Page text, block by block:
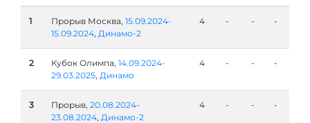
1 Прорыв Москва, 15.09.2024-
15.09.2024, Динамо-2
4 - - -
2 Кубок Олимпа, 14.09.2024-
29.03.2025, Динамо
4 - - -
3 Прорыв, 20.08.2024-
23.08.2024, Динамо-2
4 - - -